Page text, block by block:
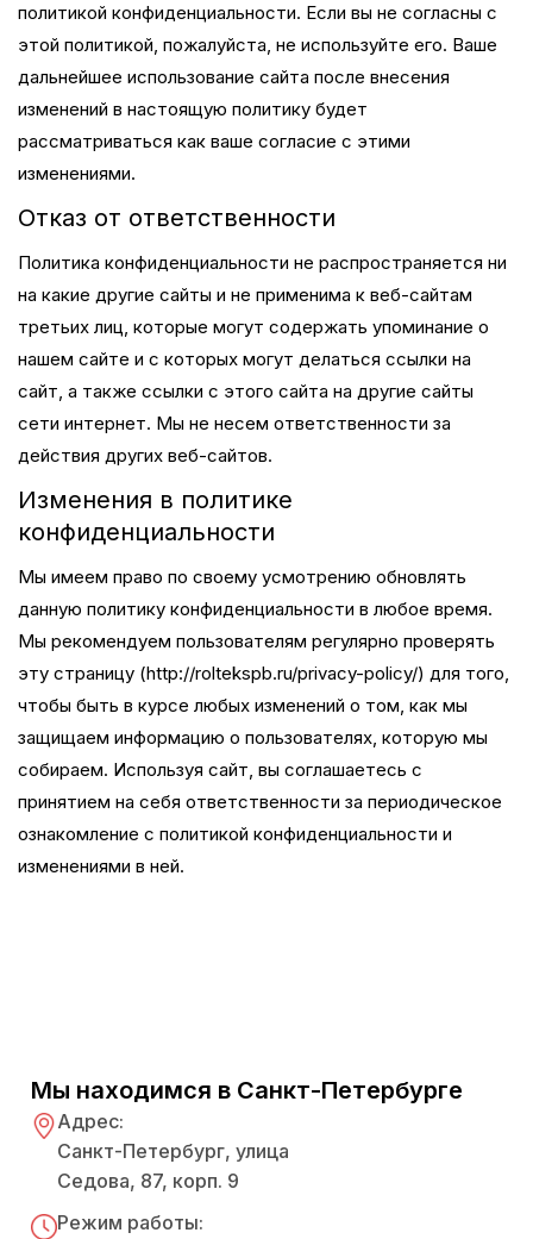
политикой конфиденциальности. Если вы не согласны с
этой политикой, пожалуйста, не используйте его. Ваше
дальнейшее использование сайта после внесения
изменений в настоящую политику будет
рассматриваться как ваше согласие с этими
изменениями.
Отказ от ответственности
Политика конфиденциальности не распространяется ни
на какие другие сайты и не применима к веб-сайтам
третьих лиц, которые могут содержать упоминание о
нашем сайте и с которых могут делаться ссылки на
сайт, а также ссылки с этого сайта на другие сайты
сети интернет. Мы не несем ответственности за
действия других веб-сайтов.
Изменения в политике
конфиденциальности
Мы имеем право по своему усмотрению обновлять
данную политику конфиденциальности в любое время.
Мы рекомендуем пользователям регулярно проверять
эту страницу (http://roltekspb.ru/privacy-policy/) для того,
чтобы быть в курсе любых изменений о том, как мы
защищаем информацию о пользователях, которую мы
собираем. Используя сайт, вы соглашаетесь с
принятием на себя ответственности за периодическое
ознакомление с политикой конфиденциальности и
изменениями в ней.
Мы находимся в Санкт-Петербурге
Адрес:
Санкт-Петербург, улица
Седова, 87, корп. 9
Режим работы: